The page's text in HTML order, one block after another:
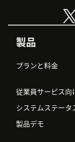
製品
プランと料金
従業員サービス
システムステータ
製品デモ